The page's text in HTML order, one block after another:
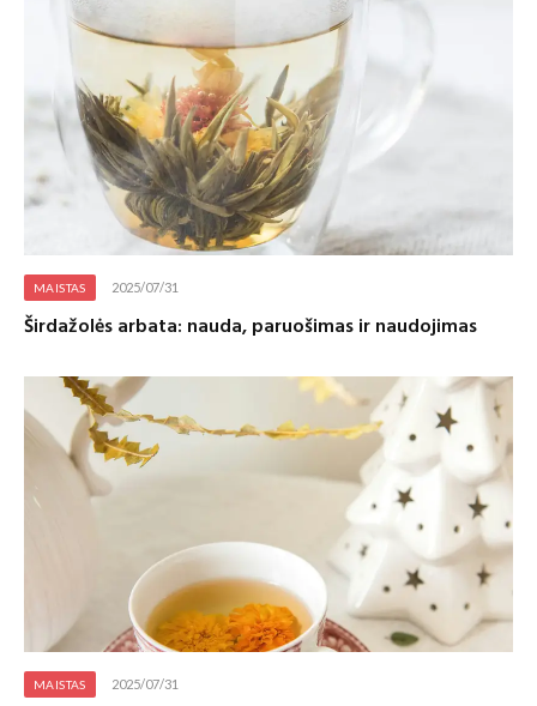
MAISTAS 2025/07/31
Širdažolės arbata: nauda, paruošimas ir naudojimas
MAISTAS 2025/07/31